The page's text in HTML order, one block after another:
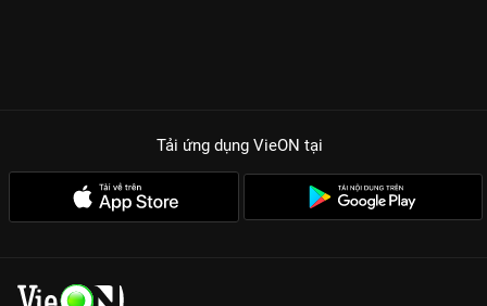
Tải ứng dụng VieON tại